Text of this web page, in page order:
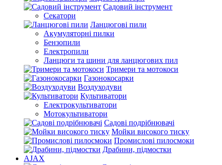
Садовий інструмент
Секатори
Ланцюгові пили
Акумуляторні пилки
Бензопили
Електропили
Ланцюги та шини для ланцюгових пил
Тримери та мотокоси
Газонокосарки
Воздуходуви
Культиватори
Електрокультиватори
Мотокультиватори
Садові подрібнювачі
Мойки високого тиску
Промислові пилосмоки
Драбини, підмостки
AJAX